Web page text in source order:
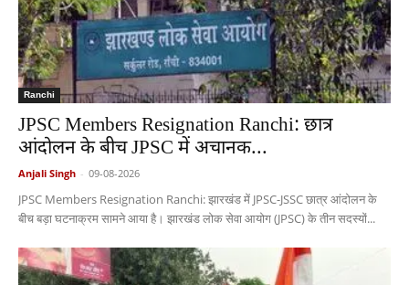
Ranchi
JPSC Members Resignation Ranchi: छात्र
आंदोलन के बीच JPSC में अचानक...
Anjali Singh - 09-08-2026
JPSC Members Resignation Ranchi: झारखंड में JPSC-JSSC छात्र आंदोलन के
बीच बड़ा घटनाक्रम सामने आया है। झारखंड लोक सेवा आयोग (JPSC) के तीन सदस्यों...